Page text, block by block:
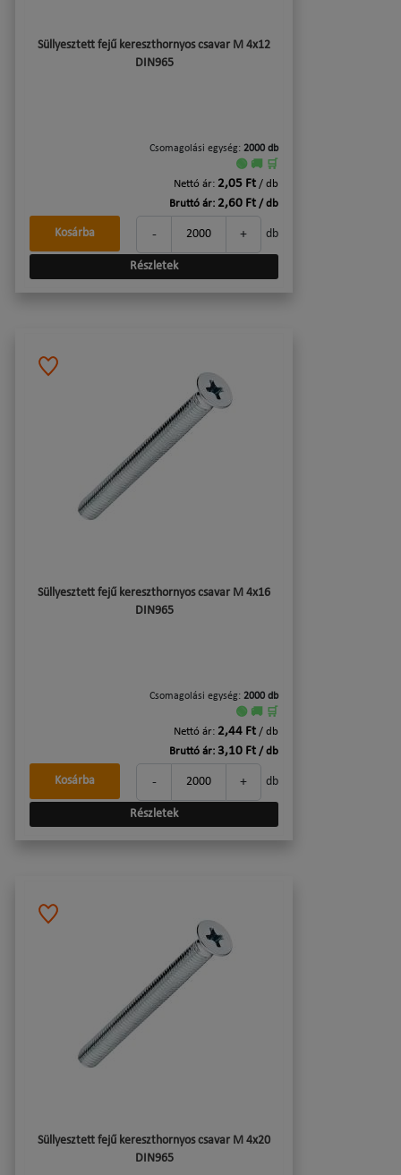
Süllyesztett fejű kereszthornyos csavar M 4x12
DIN965
Csomagolási egység: 2000 db
🟢 🚚 🛒
Nettó ár: 2,05 Ft / db
Bruttó ár: 2,60 Ft / db
- + db
Kosárba
Részletek
Süllyesztett fejű kereszthornyos csavar M 4x16
DIN965
Csomagolási egység: 2000 db
🟢 🚚 🛒
Nettó ár: 2,44 Ft / db
Bruttó ár: 3,10 Ft / db
- + db
Kosárba
Részletek
Süllyesztett fejű kereszthornyos csavar M 4x20
DIN965